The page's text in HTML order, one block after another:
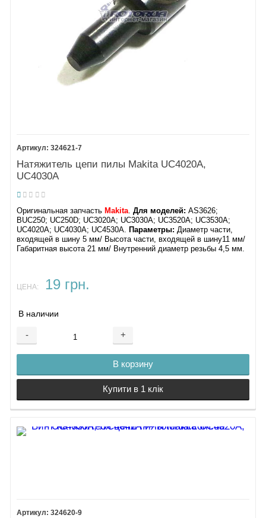
324621-7
Натяжитель цепи пилы Makita UC4020A,
UC4030A
Оригинальная запчасть Makita. Для моделей: AS3626;
BUC250; UC250D; UC3020A; UC3030A; UC3520A; UC3530A;
UC4020A; UC4030A; UC4530A. Параметры: Диаметр части,
входящей в шину 5 мм/ Высота части, входящей в шину11 мм/
Габаритная высота 21 мм/ Внутренний диаметр резьбы 4,5 мм.
ЦЕНА: 19 грн.
В наличии
- +
В корзину
Купити в 1 клік
324620-9